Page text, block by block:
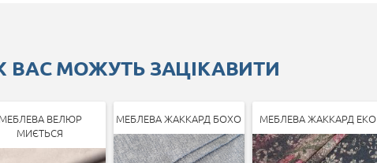
ВАС МОЖУТЬ ЗАЦІКАВИТИ
МЕБЛЕВА ВЕЛЮР
МИЄТЬСЯ
МЕБЛЕВА ЖАККАРД БОХО МЕБЛЕВА ЖАККАРД ЕКО